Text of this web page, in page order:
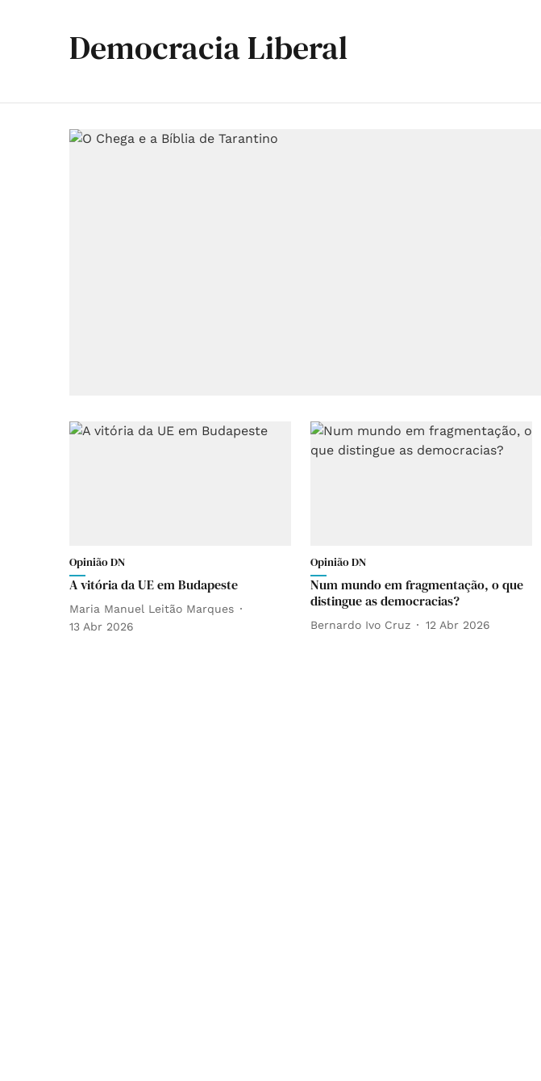
Democracia Liberal
Opinião DN
A vitória da UE em Budapeste
Maria Manuel Leitão Marques
13 Abr 2026
Opinião DN
Num mundo em fragmentação, o que
distingue as democracias?
Bernardo Ivo Cruz 12 Abr 2026